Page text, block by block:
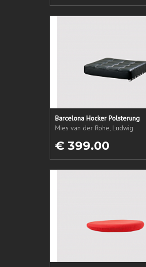
Barcelona Hocker Polsterung
Mies van der Rohe, Ludwig
€ 399.00